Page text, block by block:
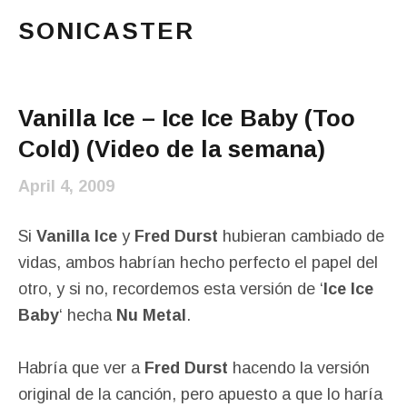
SONICASTER
Vanilla Ice – Ice Ice Baby (Too
Cold) (Video de la semana)
April 4, 2009
Si Vanilla Ice y Fred Durst hubieran cambiado de
vidas, ambos habrían hecho perfecto el papel del
otro, y si no, recordemos esta versión de ‘ Ice Ice
Baby‘ hecha Nu Metal .
Habría que ver a Fred Durst hacendo la versión
original de la canción, pero apuesto a que lo haría